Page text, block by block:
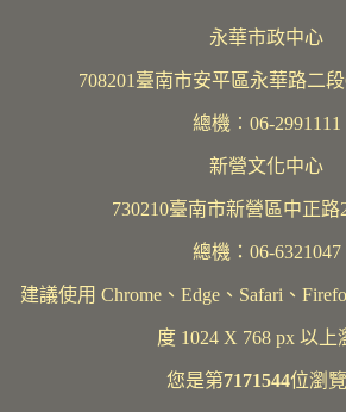
永華市政中心
708201臺南市安平區永華路二
總機︰06-2991111
新營文化中心
730210臺南市新營區中正路
總機：06-6321047
建議使用 Chrome、Edge、Safari、
度 1024 X 768 px 以上
您是第7171544位瀏